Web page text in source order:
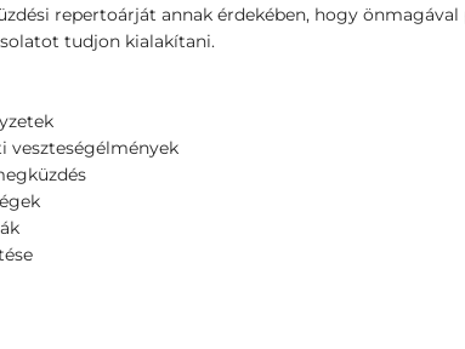
repertoárját annak érdekében, hogy önmagával
tudjon kialakítani.
veszteségélmények